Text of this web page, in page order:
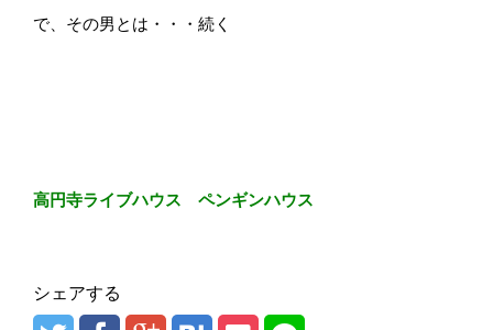
で、その男とは・・・続く
高円寺ライブハウス ペンギンハウス
シェアする